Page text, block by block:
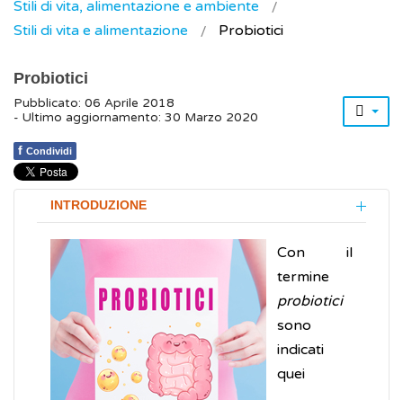
Stili di vita, alimentazione e ambiente
Stili di vita e alimentazione
Probiotici
Probiotici
Pubblicato: 06 Aprile 2018
- Ultimo aggiornamento: 30 Marzo 2020
f Condividi
INTRODUZIONE
Con il
termine
probiotici
sono
indicati
quei